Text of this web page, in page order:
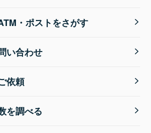
・ポストをさがす
い合わせ
依頼
を調べる